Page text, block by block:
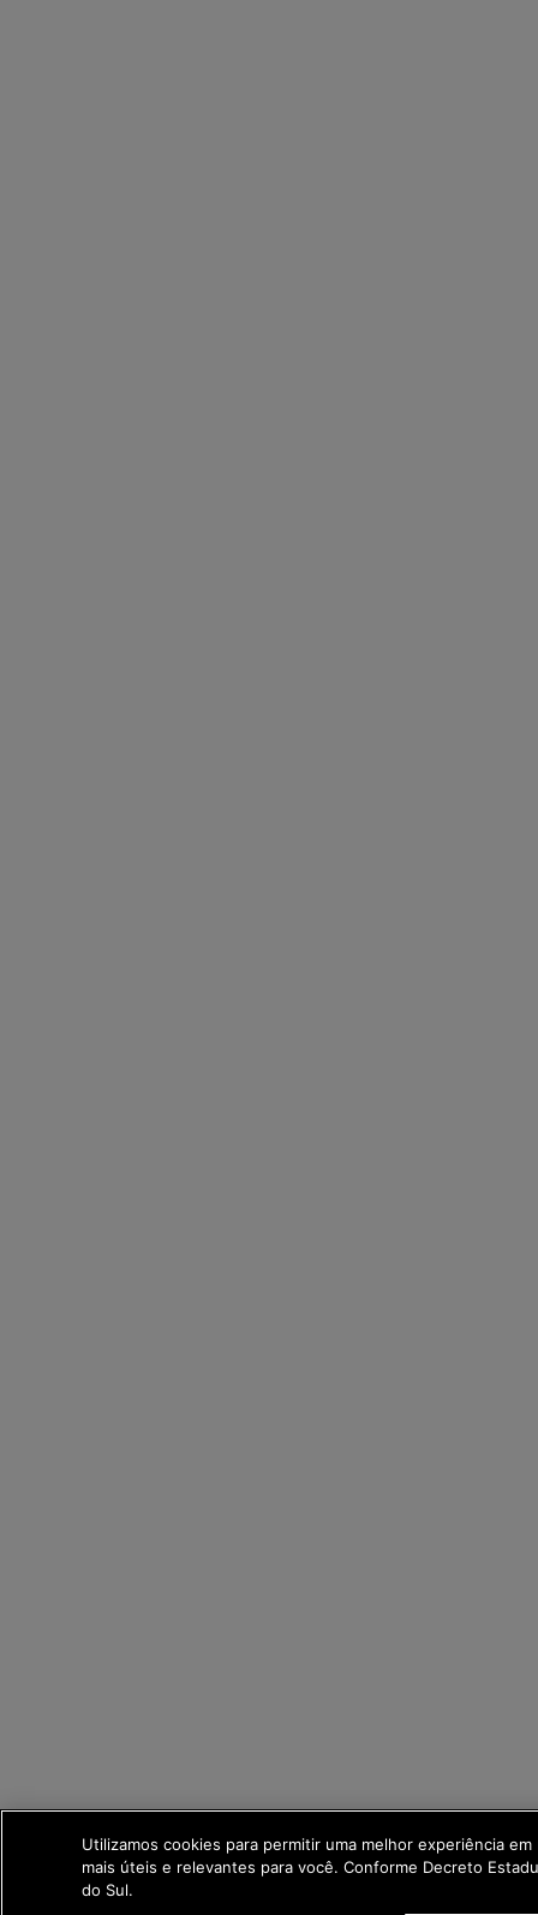
Utilizamos cookies para permitir uma melhor experiência
mais úteis e relevantes para você. Conforme Decreto
do Sul.